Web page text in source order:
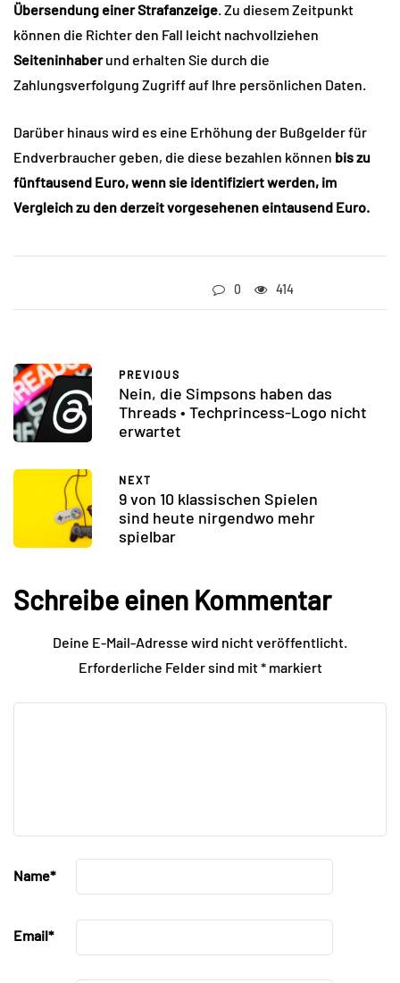
Übersendung einer Strafanzeige. Zu diesem Zeitpunkt
können die Richter den Fall leicht nachvollziehen
Seiteninhaberund erhalten Sie durch die
Zahlungsverfolgung Zugriff auf Ihre persönlichen Daten.
Darüber hinaus wird es eine Erhöhung der Bußgelder für
Endverbraucher geben, die diese bezahlen können bis zu
fünftausend Euro, wenn sie identifiziert werden, im
Vergleich zu den derzeit vorgesehenen eintausend Euro.
0 414
PREVIOUS
Nein, die Simpsons haben das
Threads • Techprincess-Logo nicht
erwartet
NEXT
9 von 10 klassischen Spielen
sind heute nirgendwo mehr
spielbar
Schreibe einen Kommentar
Deine E-Mail-Adresse wird nicht veröffentlicht.
Erforderliche Felder sind mit*markiert
Name*
Email*